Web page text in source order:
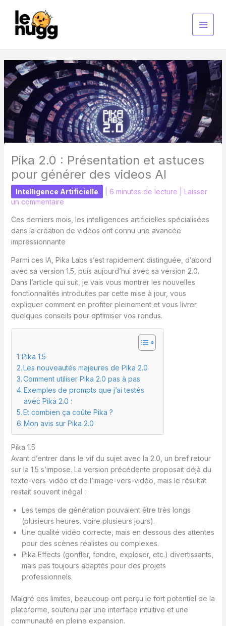
contenu
Pika 2.0 : Présentation et astuces
pour générer des videos AI
Intelligence Artificielle 6 minutes de lecture
Laisser
un commentaire
Ces derniers mois, les intelligences artificielles spécialisées
dans la création de vidéos ont connu une avancée
impressionnante
Parmi ces IA, Pika Labs s’est rapidement distinguée, d’abord
avec sa version 1.5, puis aujourd’hui avec sa version 2.0.
Dans l’article qui suit, je vais vous montrer les nouvelles
fonctionnalités introduites par cette mise à jour, vous
expliquer comment en profiter pleinement et vous livrer
quelques conseils pour optimiser vos rendus.
Pika 1.5
Les nouveautés majeures de Pika 2.0
Comment utiliser Pika 2.0 pas à pas
Exemples de prompts que j’ai testés
avec Pika 2.0 :
Et combien ça coûte Pika ?
Mon avis sur Pika 2.0
Pika 1.5
Avant d’entrer dans le vif du sujet avec la 2.0, un bref retour
sur la 1.5 s’impose. La version précédente proposait déjà du
texte-vers-vidéo et de l’image-vers-vidéo, mais le résultat
restait souvent inégal :
Les temps de génération pouvaient être très longs
(plusieurs heures, voire plusieurs jours).
Une qualité vidéo correcte, mais en dessous des attentes
pour des scènes réalistes ou complexes.
Pika Effects (gonfler, fondre, exploser, etc.) divertissants,
mais pas toujours adaptés pour des projets
professionnels.
Malgré ces limites, beaucoup ont perçu le fort potentiel de la
plateforme, soutenu par une interface intuitive et une
communauté en pleine expansion.